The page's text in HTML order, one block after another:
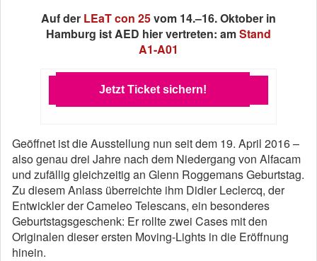
Auf der LEaT con 25vom 14.–16. Oktober in
Hamburg ist AED hier vertreten: amStand
A1-A01
Jetzt Ticket sichern!
Geöffnet ist die Ausstellung nun seit dem 19. April 2016 –
also genau drei Jahre nach dem Niedergang von Alfacam
und zufällig gleichzeitig an Glenn Roggemans Geburtstag.
Zu diesem Anlass überreichte ihm Didier Leclercq, der
Entwickler der Cameleo Telescans, ein besonderes
Geburtstagsgeschenk: Er rollte zwei Cases mit den
Originalen dieser ersten Moving-Lights in die Eröffnung
hinein.